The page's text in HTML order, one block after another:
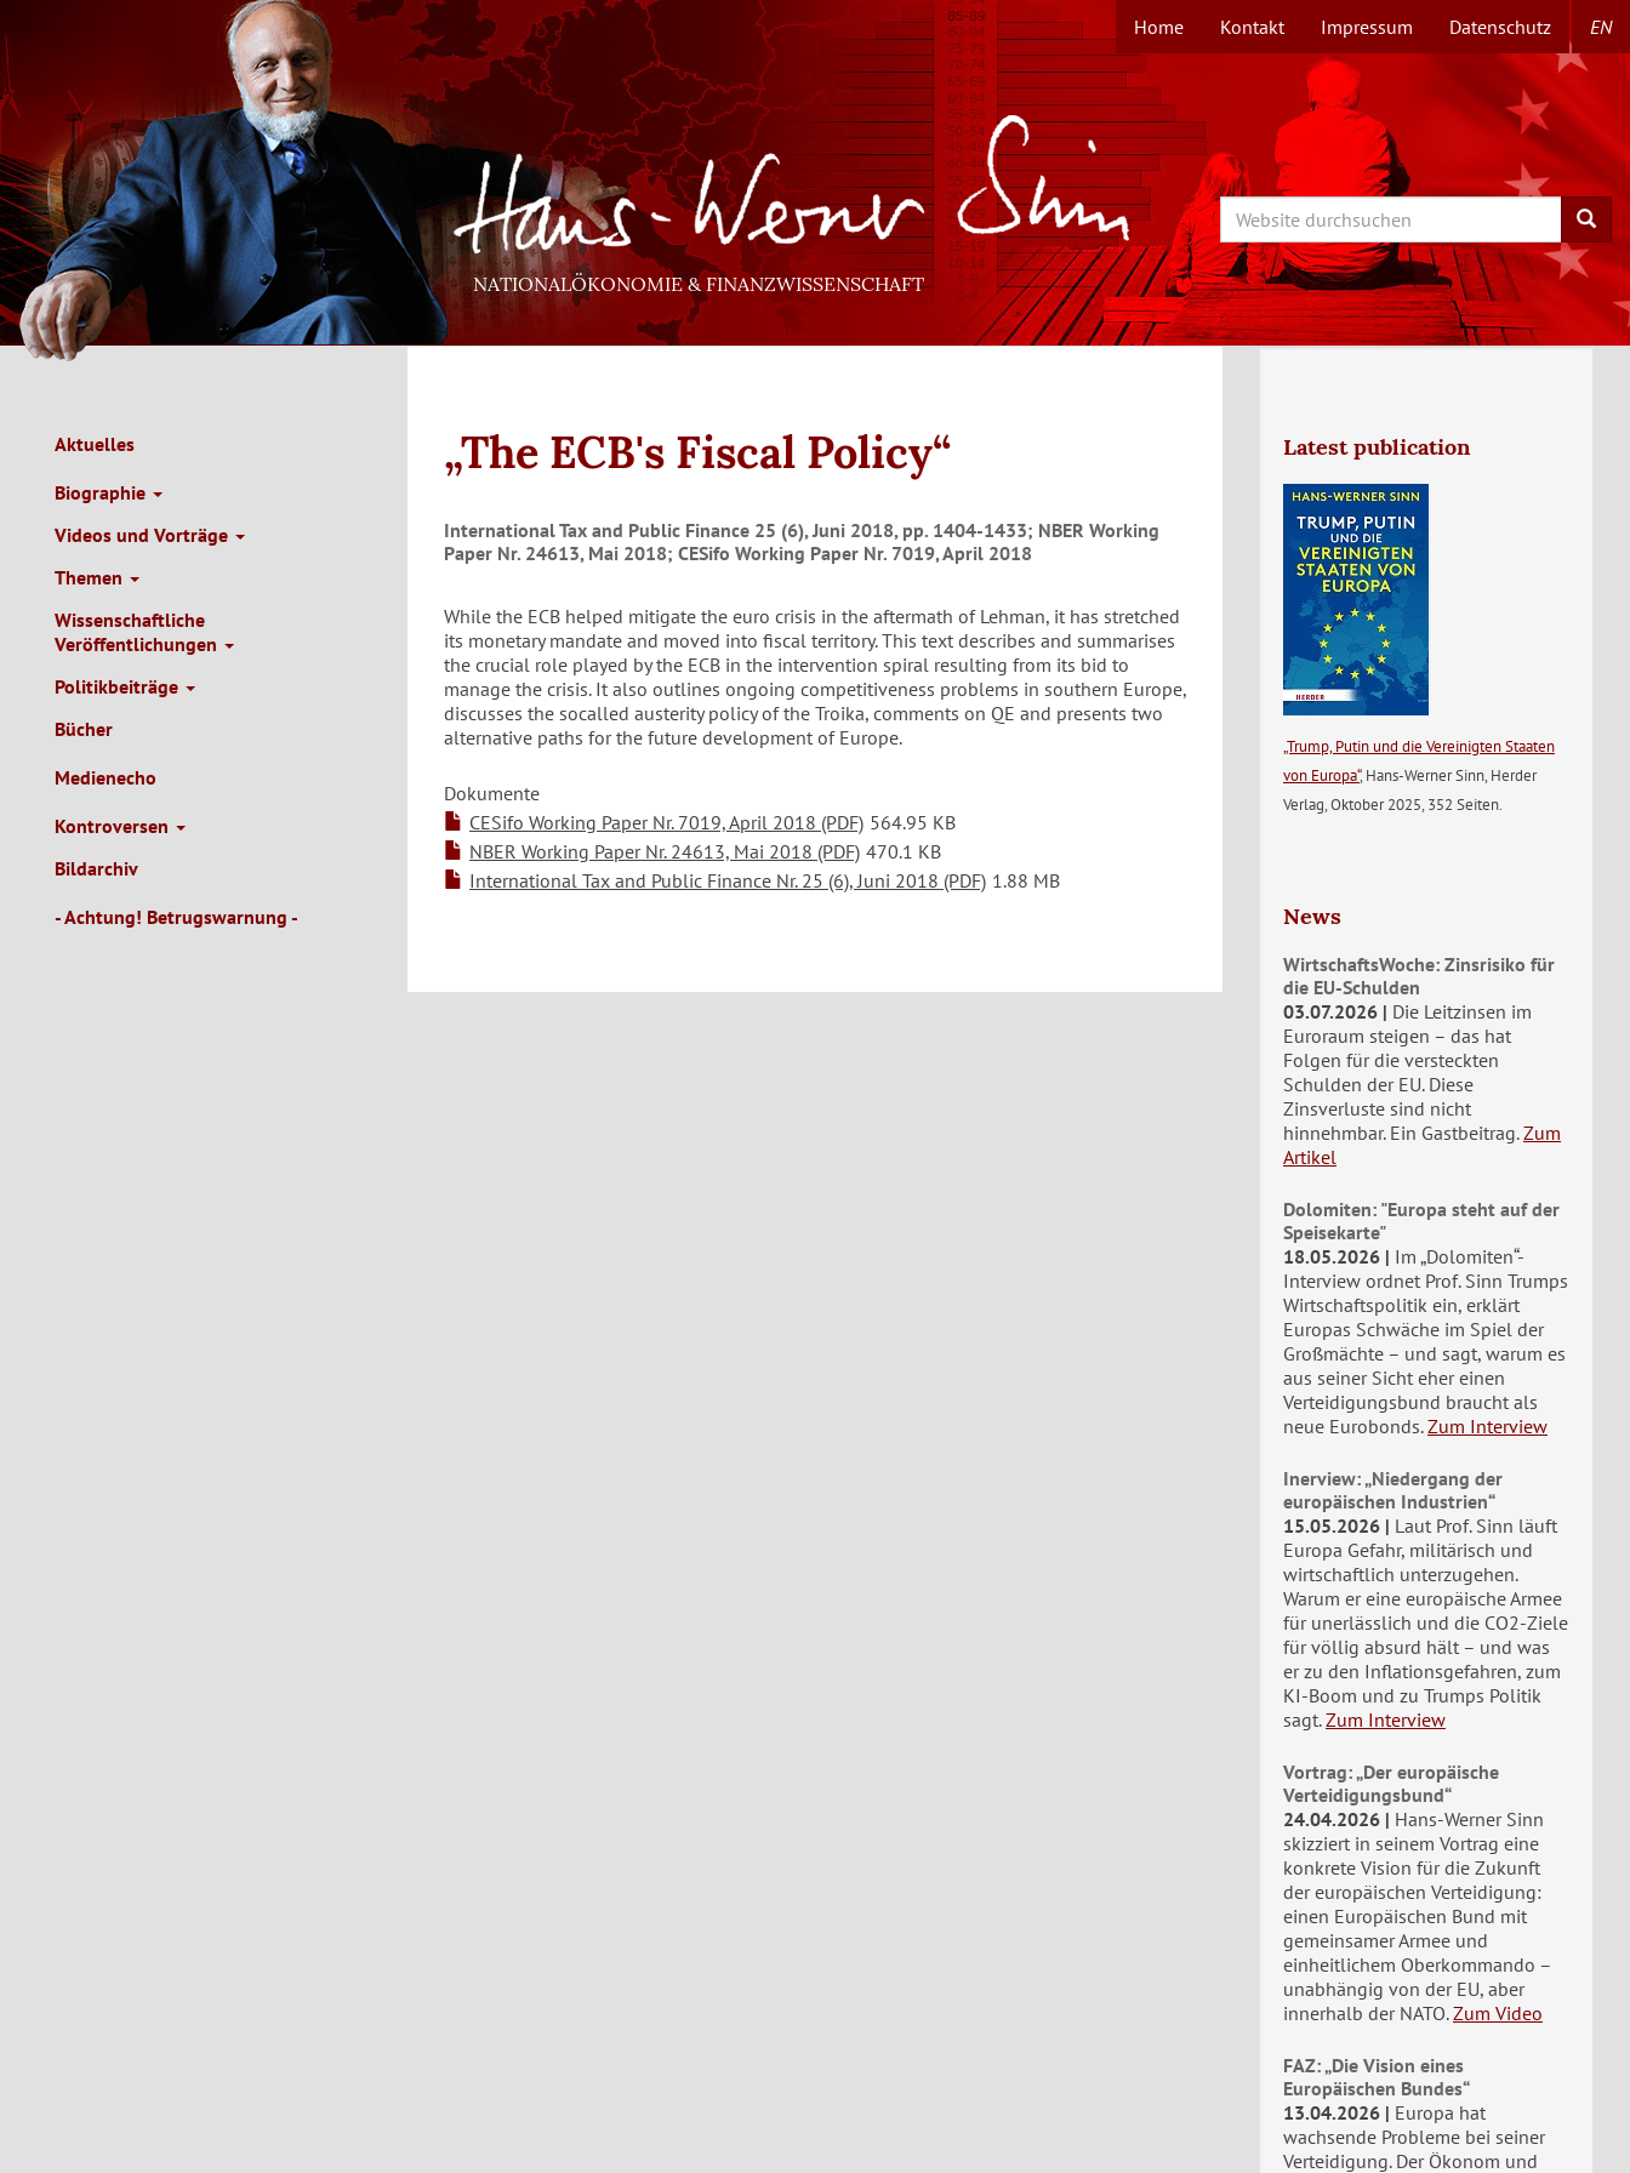
zum
Inhalt
TOPMENÜ
Home Kontakt Impressum Datenschutz EN
NATIONALÖKONOMIE & FINANZWISSENSCHAFT
Search Search
Main
Navigation
de
Aktuelles
Biographie
Videos und Vorträge
Themen
Wissenschaftliche
Veröffentlichungen
Politikbeiträge
Bücher
Medienecho
Kontroversen
Bildarchiv
- Achtung! Betrugswarnung -
„The ECB's Fiscal Policy“
International Tax and Public Finance 25 (6), Juni 2018, pp. 1404-1433; NBER Working
Paper Nr. 24613, Mai 2018; CESifo Working Paper Nr. 7019, April 2018
While the ECB helped mitigate the euro crisis in the aftermath of Lehman, it has stretched
its monetary mandate and moved into fiscal territory. This text describes and summarises
the crucial role played by the ECB in the intervention spiral resulting from its bid to
manage the crisis. It also outlines ongoing competitiveness problems in southern Europe,
discusses the socalled austerity policy of the Troika, comments on QE and presents two
alternative paths for the future development of Europe.
Dokumente
CESifo Working Paper Nr. 7019, April 2018 (PDF) 564.95 KB
NBER Working Paper Nr. 24613, Mai 2018 (PDF) 470.1 KB
International Tax and Public Finance Nr. 25 (6), Juni 2018 (PDF) 1.88 MB
Latest publication
„Trump, Putin und die Vereinigten Staaten
von Europa“, Hans-Werner Sinn, Herder
Verlag, Oktober 2025, 352 Seiten.
News
WirtschaftsWoche: Zinsrisiko für
die EU-Schulden
03.07.2026
Die Leitzinsen im
Euroraum steigen – das hat
Folgen für die versteckten
Schulden der EU. Diese
Zinsverluste sind nicht
hinnehmbar. Ein Gastbeitrag. Zum
Artikel
Dolomiten: "Europa steht auf der
Speisekarte"
18.05.2026
Im „Dolomiten“-
Interview ordnet Prof. Sinn Trumps
Wirtschaftspolitik ein, erklärt
Europas Schwäche im Spiel der
Großmächte – und sagt, warum es
aus seiner Sicht eher einen
Verteidigungsbund braucht als
neue Eurobonds. Zum Interview
Inerview: „Niedergang der
europäischen Industrien“
15.05.2026
Laut Prof. Sinn läuft
Europa Gefahr, militärisch und
wirtschaftlich unterzugehen.
Warum er eine europäische Armee
für unerlässlich und die CO2-Ziele
für völlig absurd hält – und was
er zu den Inflationsgefahren, zum
KI-Boom und zu Trumps Politik
sagt. Zum Interview
Vortrag: „Der europäische
Verteidigungsbund“
24.04.2026
Hans-Werner Sinn
skizziert in seinem Vortrag eine
konkrete Vision für die Zukunft
der europäischen Verteidigung:
einen Europäischen Bund mit
gemeinsamer Armee und
einheitlichem Oberkommando –
unabhängig von der EU, aber
innerhalb der NATO. Zum Video
FAZ: „Die Vision eines
Europäischen Bundes“
13.04.2026
Europa hat
wachsende Probleme bei seiner
Verteidigung. Der Ökonom und